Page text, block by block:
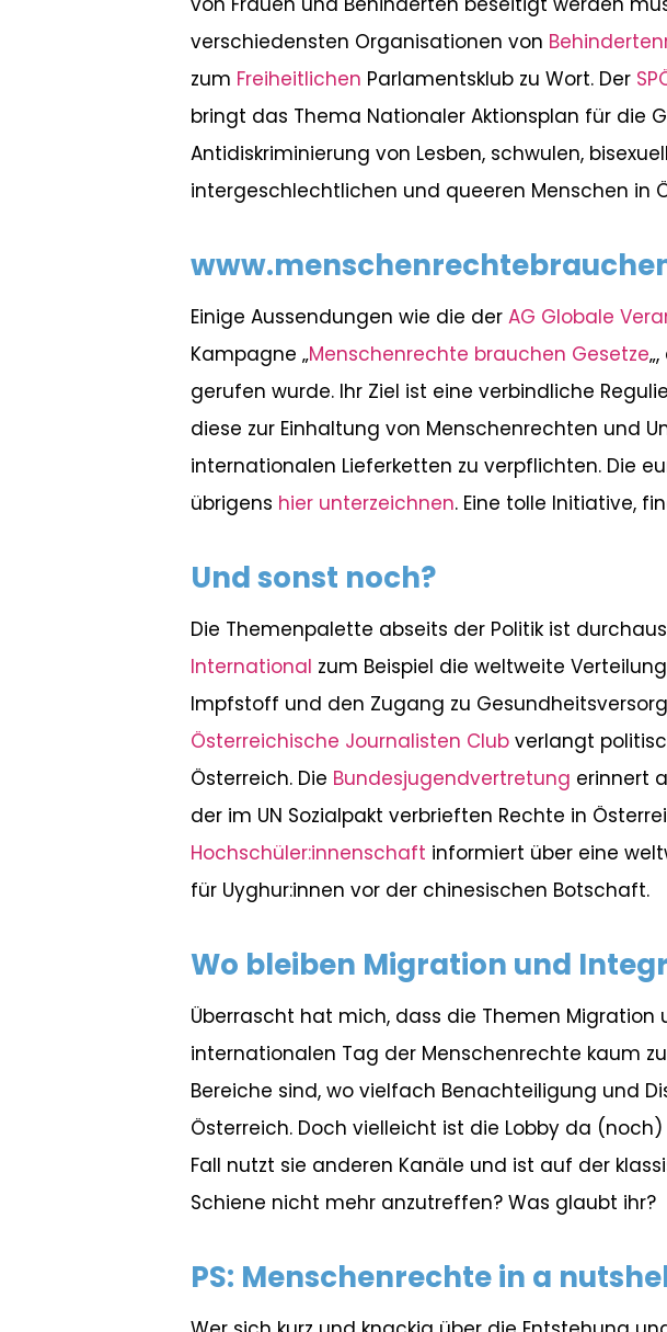
verschiedensten Organisationen von
zum Freiheitlichen Parlamentsklub zu Wort. Der
bringt das Thema Nationaler Aktionsplan für die
Antidiskriminierung von Lesben, schwulen,
intergeschlechtlichen und queeren Menschen in
Einige Aussendungen wie die der AG Globale
Kampagne „Menschenrechte brauchen Gesetze
gerufen wurde. Ihr Ziel ist eine verbindliche
diese zur Einhaltung von Menschenrechten und
internationalen Lieferketten zu verpflichten. Die
übrigens hier unterzeichnen. Eine tolle Initiative,
Und sonst noch?
Die Themenpalette abseits der Politik ist
International zum Beispiel die weltweite
Impfstoff und den Zugang zu
Österreichische Journalisten Clubverlangt
Österreich. Die Bundesjugendvertretung erinnert
der im UN Sozialpakt verbrieften Rechte in
Hochschüler:innenschaft informiert über eine
für Uyghur:innen vor der chinesischen Botschaft.
Wo bleiben Migration und
Überrascht hat mich, dass die Themen
internationalen Tag der Menschenrechte kaum
Bereiche sind, wo vielfach Benachteiligung und
Österreich. Doch vielleicht ist die Lobby da
Fall nutzt sie anderen Kanäle und ist auf der
Schiene nicht mehr anzutreffen? Was glaubt ihr?
PS: Menschenrechte in a